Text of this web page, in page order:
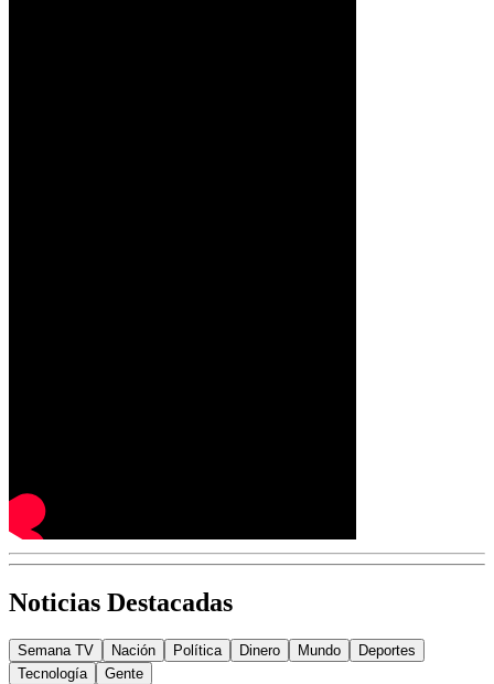
Noticias Destacadas
Semana TV Nación Política Dinero Mundo
Deportes
Tecnología
Gente